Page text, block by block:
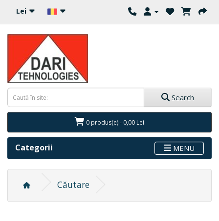
Lei
Search
0 produs(e) - 0,00 Lei
Categorii MENU
Căutare